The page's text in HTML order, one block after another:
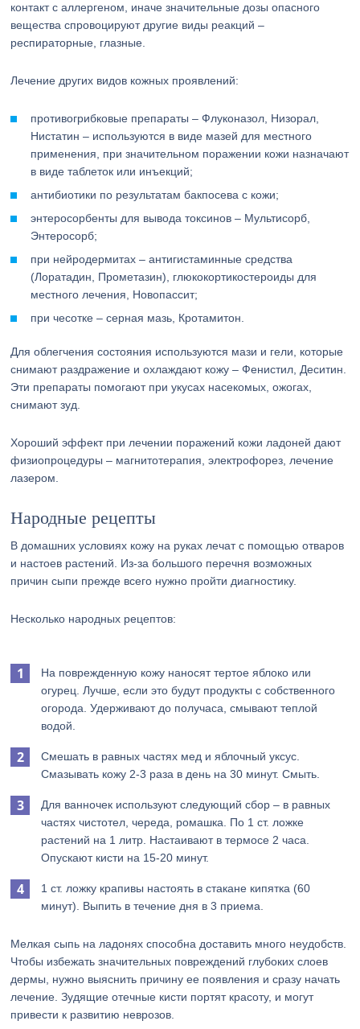
контакт с аллергеном, иначе значительные дозы опасного
вещества спровоцируют другие виды реакций –
респираторные, глазные.
Лечение других видов кожных проявлений:
противогрибковые препараты – Флуконазол, Низорал,
Нистатин – используются в виде мазей для местного
применения, при значительном поражении кожи назначают
в виде таблеток или инъекций;
антибиотики по результатам бакпосева с кожи;
энтеросорбенты для вывода токсинов – Мультисорб,
Энтеросорб;
при нейродермитах – антигистаминные средства
(Лоратадин, Прометазин), глюкокортикостероиды для
местного лечения, Новопассит;
при чесотке – серная мазь, Кротамитон.
Для облегчения состояния используются мази и гели, которые
снимают раздражение и охлаждают кожу – Фенистил, Деситин.
Эти препараты помогают при укусах насекомых, ожогах,
снимают зуд.
Хороший эффект при лечении поражений кожи ладоней дают
физиопроцедуры – магнитотерапия, электрофорез, лечение
лазером.
Народные рецепты
В домашних условиях кожу на руках лечат с помощью отваров
и настоев растений. Из-за большого перечня возможных
причин сыпи прежде всего нужно пройти диагностику.
Несколько народных рецептов:
На поврежденную кожу наносят тертое яблоко или
огурец. Лучше, если это будут продукты с собственного
огорода. Удерживают до получаса, смывают теплой
водой.
Смешать в равных частях мед и яблочный уксус.
Смазывать кожу 2-3 раза в день на 30 минут. Смыть.
Для ванночек используют следующий сбор – в равных
частях чистотел, череда, ромашка. По 1 ст. ложке
растений на 1 литр. Настаивают в термосе 2 часа.
Опускают кисти на 15-20 минут.
1 ст. ложку крапивы настоять в стакане кипятка (60
минут). Выпить в течение дня в 3 приема.
Мелкая сыпь на ладонях способна доставить много неудобств.
Чтобы избежать значительных повреждений глубоких слоев
дермы, нужно выяснить причину ее появления и сразу начать
лечение. Зудящие отечные кисти портят красоту, и могут
привести к развитию неврозов.